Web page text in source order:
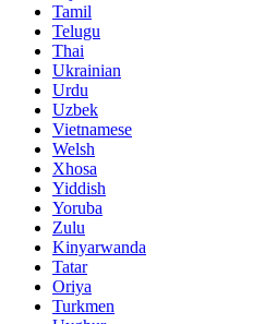
Tamil
Telugu
Thai
Ukrainian
Urdu
Uzbek
Vietnamese
Welsh
Xhosa
Yiddish
Yoruba
Zulu
Kinyarwanda
Tatar
Oriya
Turkmen